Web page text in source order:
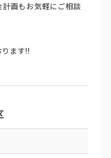
画もお気軽にご相談
ます!!